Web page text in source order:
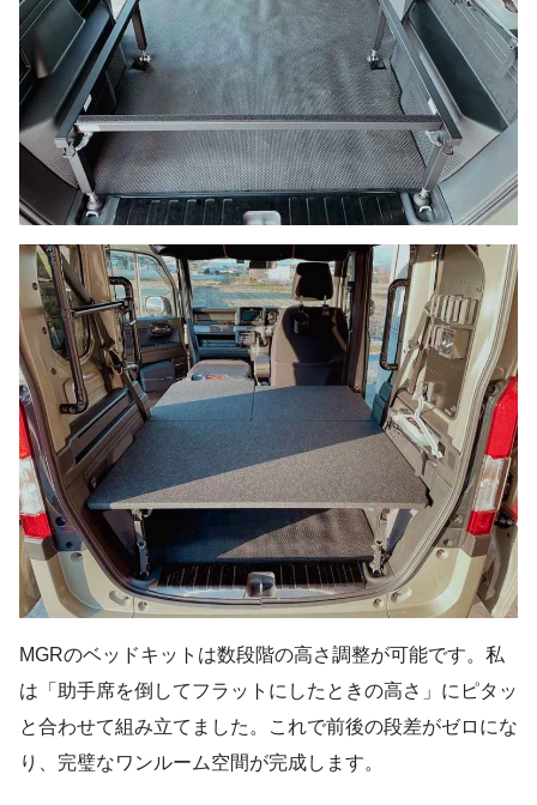
MGRのベッドキットは数段階の高さ調整が可能です。私
は「助手席を倒してフラットにしたときの高さ」にピタッ
と合わせて組み立てました。これで前後の段差がゼロにな
り、完璧なワンルーム空間が完成します。